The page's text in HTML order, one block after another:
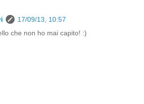
17/09/13, 10:57
che non ho mai capito! :)